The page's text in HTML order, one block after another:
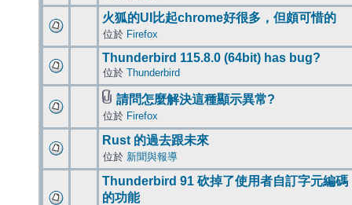
火狐的UI比起chrome好很多，但頗可惜的
位於 Firefox
Thunderbird 115.8.0 (64bit) has bug?
位於 Thunderbird
請問怎麼解決這種顯示異常?
位於 Firefox
Rust 的過去跟未來
位於 新聞與報導
Thunderbird 91 砍掉了使用者自訂字元編碼
的功能